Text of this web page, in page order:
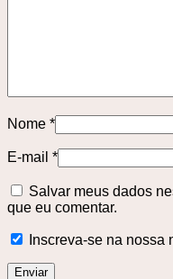
Nome *
E-mail *
Salvar meus dados
que eu comentar.
Inscreva-se na nossa